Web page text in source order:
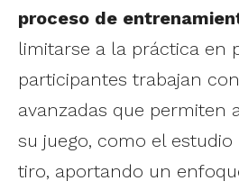
proceso de
limitarse a la práctica en
participantes trabajan
avanzadas que permiten
su juego, como el
tiro, aportando un